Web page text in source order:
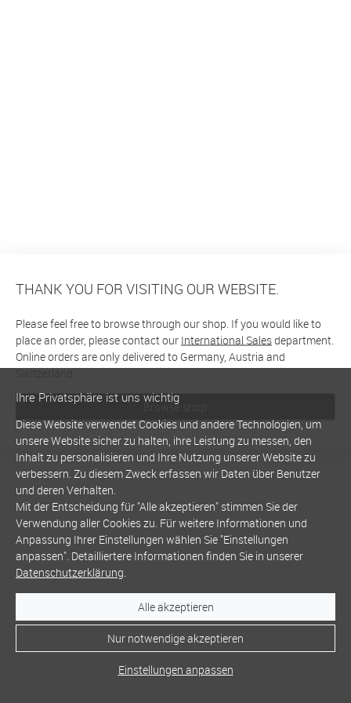
THANK YOU FOR VISITING OUR WEBSITE.
Please feel free to browse through our shop. If you would like to
place an order, please contact our International Salesdepartment.
Online orders are only delivered to Germany, Austria and
Switzerland
Browse shop
Ihre Privatsphäre ist uns wichtig
Diese Website verwendet Cookies und andere Technologien, um
unsere Website sicher zu halten, ihre Leistung zu messen, den
Inhalt zu personalisieren und Ihre Nutzung unserer Website zu
verbessern. Zu diesem Zweck erfassen wir Daten über Benutzer
und deren Verhalten.
Mit der Entscheidung für "Alle akzeptieren" stimmen Sie der
Verwendung aller Cookies zu. Für weitere Informationen und
Anpassung Ihrer Einstellungen wählen Sie "Einstellungen
anpassen". Detailliertere Informationen finden Sie in unserer
Datenschutzerklärung.
Alle akzeptieren
Nur notwendige akzeptieren
Einstellungen anpassen